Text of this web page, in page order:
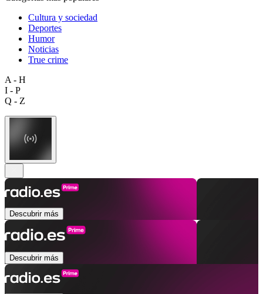
Cultura y sociedad
Deportes
Humor
Noticias
True crime
A - H
I - P
Q - Z
Descubrir más
Descubrir más